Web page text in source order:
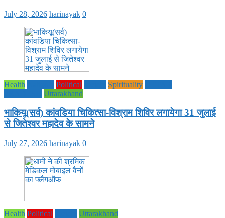
July 28, 2026 harinayak 0
Health Political Spirituality
Uttarakhand
भाकियू(सर्व) कांवडिया चिकित्सा-विश्राम शिविर लगायेगा 31 जुलाई
से जितेश्वर महादेव के सामने
July 27, 2026 harinayak 0
Health Political Uttarakhand